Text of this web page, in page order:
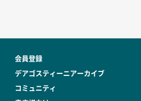
2026年8月8日(土) ～ 8月16日(日) の期間は
す。 そのため、お届けまで１週間～２週
間ほどお待ち頂く場合がございます。 ご
除く） 電話番号 0120-300-851 0570
ートセンター ※変更はございません。 内
容 &nbs…
会員登録
デアゴスティーニアーカイブ
コミュニティ